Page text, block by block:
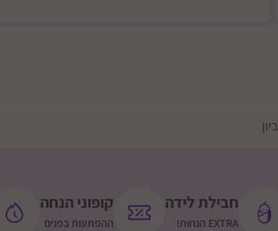
חבילת לידה
EXTRA הנחות!
קופוני הנחה
ההפתעות בפנים